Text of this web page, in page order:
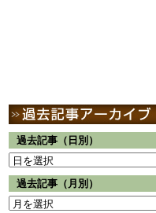
過去記事（日別）
過去記事（月別）